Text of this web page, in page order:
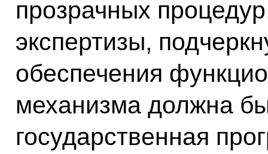
прозрачных
экспертизы,
обеспечения
механизма должна
государственная